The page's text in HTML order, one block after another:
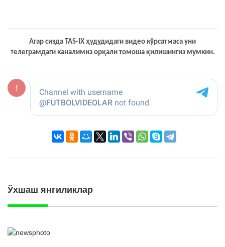
Агар сизда TAS-IX ҳудудидаги видео кўрсатмаса уни
телеграмдаги каналимиз орқали томоша қилишингиз мумкин.
Ўхшаш янгиликлар